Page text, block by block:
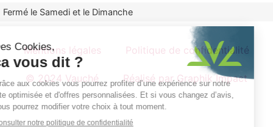
Fermé le Samedi et le Dimanche
Mentions légales Politique de confidentialité
© 2024 Vauché Réalisé par Graphik Impact